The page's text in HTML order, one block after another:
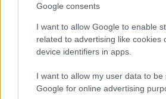
Google consents
I want to allow Google to enable
related to advertising like cookies
device identifiers in apps.
I want to allow my user data to be
Google for online advertising